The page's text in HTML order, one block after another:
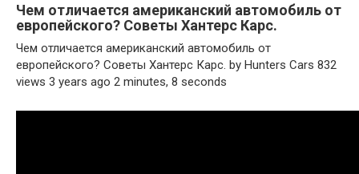
Чем отличается американский автомобиль от
европейского? Советы Хантерс Карс.
Чем отличается американский автомобиль от
европейского? Советы Хантерс Карс. by Hunters Cars 832
views 3 years ago 2 minutes, 8 seconds